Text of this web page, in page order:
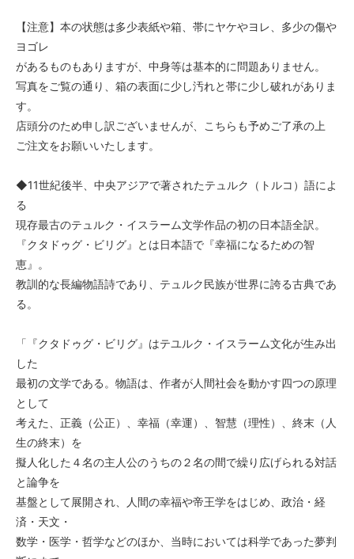
【注意】本の状態は多少表紙や箱、帯にヤケやヨレ、多少の傷や
ヨゴレ
があるものもありますが、中身等は基本的に問題ありません。
写真をご覧の通り、箱の表面に少し汚れと帯に少し破れがありま
す。
店頭分のため申し訳ございませんが、こちらも予めご了承の上
ご注文をお願いいたします。
◆11世紀後半、中央アジアで著されたテュルク（トルコ）語によ
る
現存最古のテュルク・イスラーム文学作品の初の日本語全訳。
『クタドゥグ・ビリグ』とは日本語で『幸福になるための智
恵』。
教訓的な長編物語詩であり、テュルク民族が世界に誇る古典であ
る。
「『クタドゥグ・ビリグ』はテユルク・イスラーム文化が生み出
した
最初の文学である。物語は、作者が人間社会を動かす四つの原理
として
考えた、正義（公正）、幸福（幸運）、智慧（理性）、終末（人
生の終末）を
擬人化した４名の主人公のうちの２名の間で繰り広げられる対話
と論争を
基盤として展開され、人間の幸福や帝王学をはじめ、政治・経
済・天文・
数学・医学・哲学などのほか、当時においては科学であった夢判